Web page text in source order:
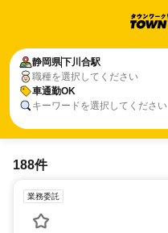
静岡県下川合駅
職種を選択してください
車通勤OK
キーワードを選択してください
188件
業務委託